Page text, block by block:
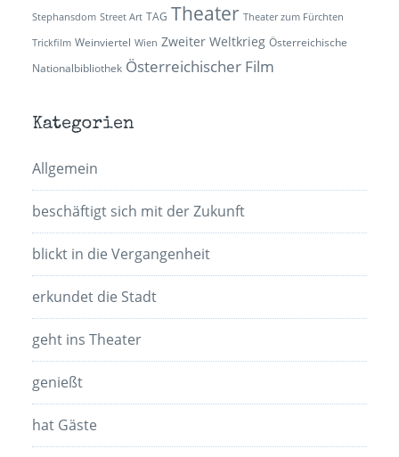
Stephansdom Street Art TAG Theater Theater zum Fürchten
Trickfilm Weinviertel Wien Zweiter Weltkrieg Österreichische
Nationalbibliothek Österreichischer Film
Kategorien
Allgemein
beschäftigt sich mit der Zukunft
blickt in die Vergangenheit
erkundet die Stadt
geht ins Theater
genießt
hat Gäste